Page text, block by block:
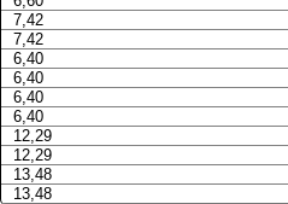
7,42
7,42
6,40
6,40
6,40
6,40
12,29
12,29
13,48
13,48